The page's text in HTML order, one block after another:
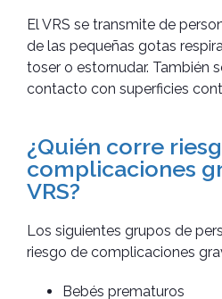
El VRS se transmite de
de las pequeñas gotas
toser o estornudar. También
contacto con superficies
¿Quién corre
complicaciones
VRS?
Los siguientes grupos de
riesgo de complicaciones
Bebés prematuros